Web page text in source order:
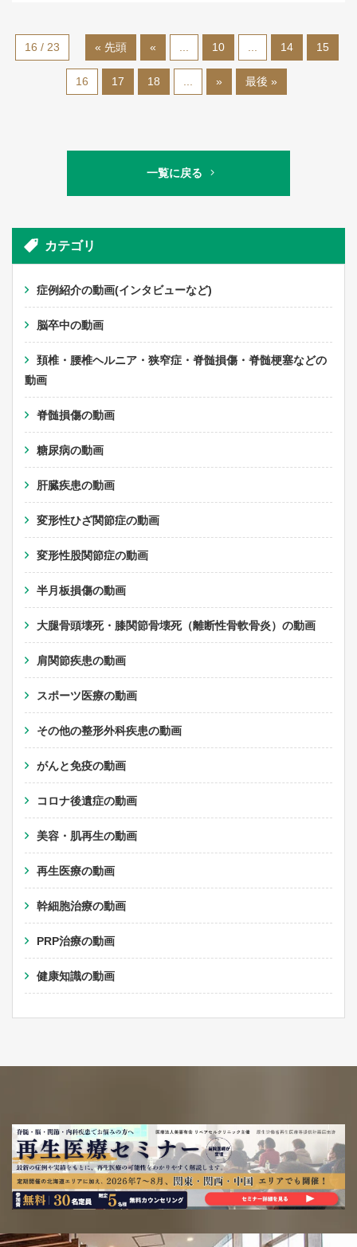
16 / 23 « 先頭 « 10 14 15
16 17 18 » 最後 »
一覧に戻る
カテゴリ
症例紹介の動画(インタビューなど)
脳卒中の動画
頚椎・腰椎ヘルニア・狭窄症・脊髄損傷・脊髄梗塞などの
動画
脊髄損傷の動画
糖尿病の動画
肝臓疾患の動画
変形性ひざ関節症の動画
変形性股関節症の動画
半月板損傷の動画
大腿骨頭壊死・膝関節骨壊死（離断性骨軟骨炎）の動画
肩関節疾患の動画
スポーツ医療の動画
その他の整形外科疾患の動画
がんと免疫の動画
コロナ後遺症の動画
美容・肌再生の動画
再生医療の動画
幹細胞治療の動画
PRP治療の動画
健康知識の動画